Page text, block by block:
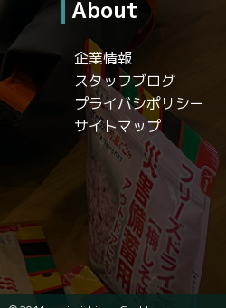
About
企業情報
スタッフブログ
プライバシポリシー
サイトマップ